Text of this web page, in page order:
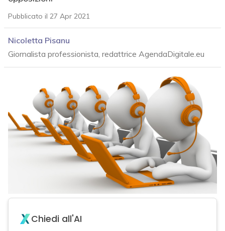
Pubblicato il 27 Apr 2021
Nicoletta Pisanu
Giornalista professionista, redattrice AgendaDigitale.eu
Chiedi all'AI